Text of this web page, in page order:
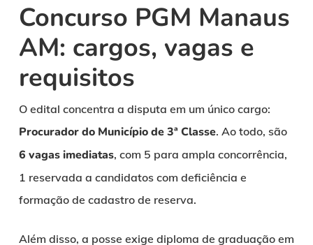
Concurso PGM Manaus
AM: cargos, vagas e
requisitos
O edital concentra a disputa em um único cargo:
Procurador do Município de 3ª Classe. Ao todo, são
6 vagas imediatas, com 5 para ampla concorrência,
1 reservada a candidatos com deficiência e
formação de cadastro de reserva.
Além disso, a posse exige diploma de graduação em